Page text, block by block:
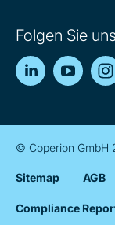
Folgen Sie uns
© Coperion GmbH
Sitemap AGB
Compliance